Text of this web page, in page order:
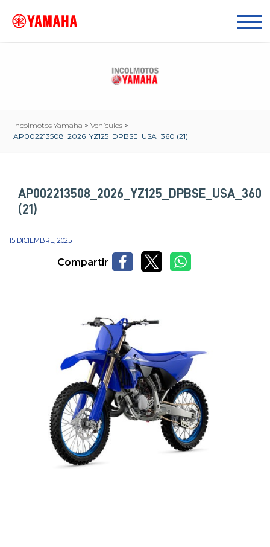
Incolmotos Yamaha > Vehículos >
AP002213508_2026_YZ125_DPBSE_USA_360 (21)
AP002213508_2026_YZ125_DPBSE_USA_360
(21)
15 DICIEMBRE, 2025
Compartir